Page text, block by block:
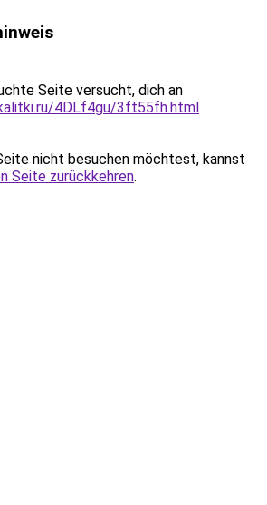
Seite versucht, dich an
4DLf4gu/3ft55fh.html
nicht besuchen möchtest, kannst
Seite zurückkehren.